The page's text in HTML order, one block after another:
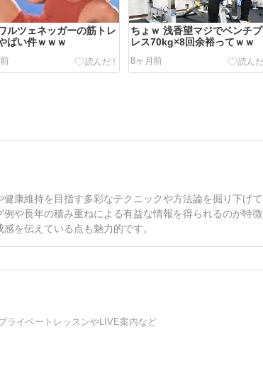
ルツェネッガーの筋トレ
ばい件ｗｗｗ
ちょｗ 浅香望マジでベンチプ
レス70kg×8回余裕ってｗｗ
8ヶ月前
康維持を目指す多彩なテクニックや方法論を掘り下げて
や長年の積み重ねによる有益な情報を得られるのが特徴
を伝えている点も魅力的です。
ライベートレッスンやLIVE案内など